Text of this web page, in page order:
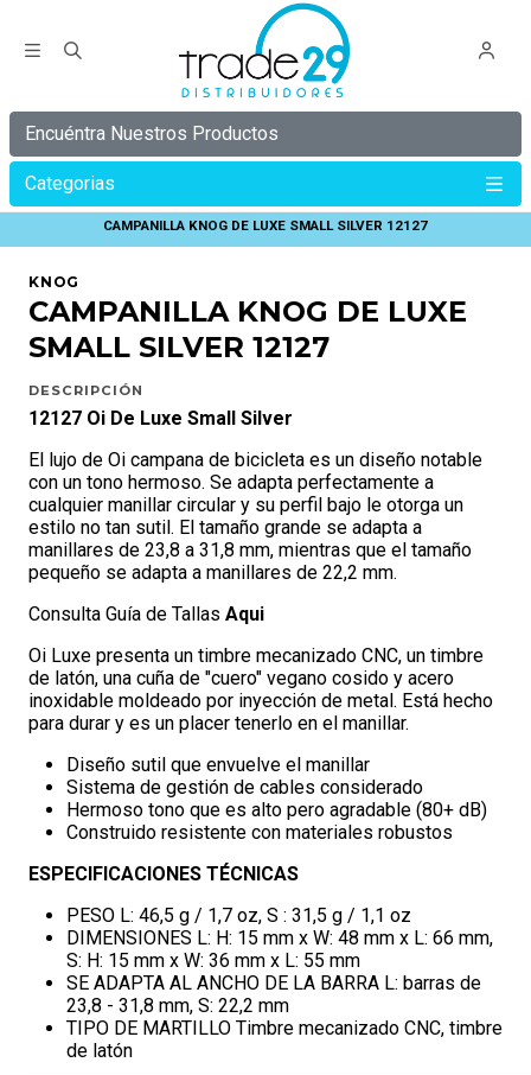
Encuéntra Nuestros Productos
Categorias
CAMPANILLA KNOG DE LUXE SMALL SILVER 12127
KNOG
CAMPANILLA KNOG DE LUXE
SMALL SILVER 12127
DESCRIPCIÓN
12127 Oi De Luxe Small Silver
El lujo de Oi campana de bicicleta es un diseño notable
con un tono hermoso. Se adapta perfectamente a
cualquier manillar circular y su perfil bajo le otorga un
estilo no tan sutil. El tamaño grande se adapta a
manillares de 23,8 a 31,8 mm, mientras que el tamaño
pequeño se adapta a manillares de 22,2 mm.
Consulta Guía de Tallas Aqui
Oi Luxe presenta un timbre mecanizado CNC, un timbre
de latón, una cuña de "cuero" vegano cosido y acero
inoxidable moldeado por inyección de metal. Está hecho
para durar y es un placer tenerlo en el manillar.
Diseño sutil que envuelve el manillar
Sistema de gestión de cables considerado
Hermoso tono que es alto pero agradable (80+ dB)
Construido resistente con materiales robustos
ESPECIFICACIONES TÉCNICAS
PESO L: 46,5 g / 1,7 oz, S : 31,5 g / 1,1 oz
DIMENSIONES L: H: 15 mm x W: 48 mm x L: 66 mm,
S: H: 15 mm x W: 36 mm x L: 55 mm
SE ADAPTA AL ANCHO DE LA BARRA L: barras de
23,8 - 31,8 mm, S: 22,2 mm
TIPO DE MARTILLO Timbre mecanizado CNC, timbre
de latón